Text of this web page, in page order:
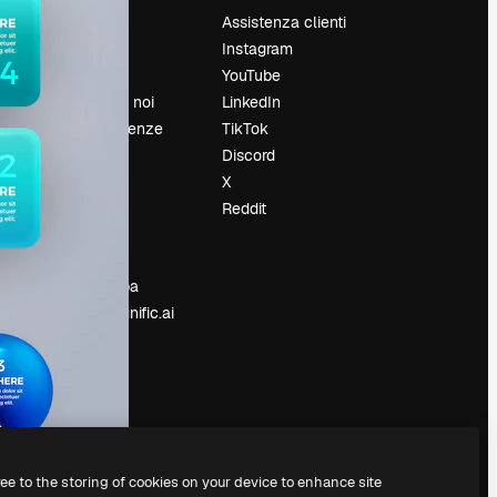
Lavora con noi
Cerca tendenze
Sala stampa
Cerchi magnific.ai
Assistenza clienti
Instagram
YouTube
LinkedIn
TikTok
Discord
X
Reddit
to the storing of cookies on your device to enhance site